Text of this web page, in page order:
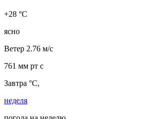
+28 °C
ясно
Ветер 2.76 м/с
761 мм рт с
Завтра °C,
неделя